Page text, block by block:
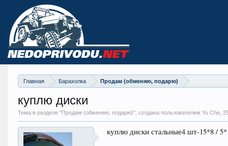
Главная Барахолка Продам (обменяю, подарю)
куплю диски
Тема в разделе "Продам (обменяю, подарю)", создана пользователем Yu Che,
куплю диски стальные4 шт-15*8 /